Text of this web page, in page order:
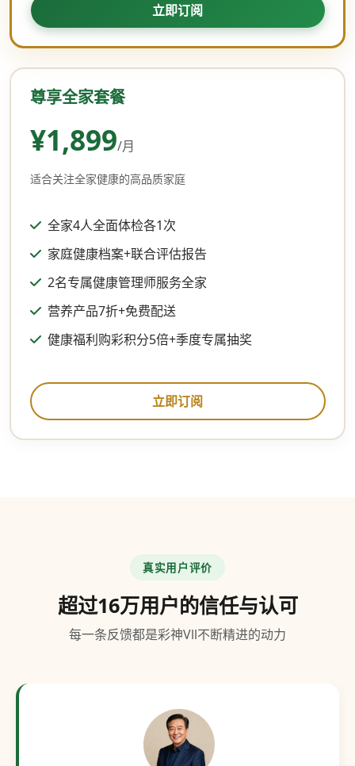
立即订阅
尊享全家套餐
¥1,899/月
适合关注全家健康的高品质家庭
全家4人全面体检各1次
家庭健康档案+联合评估报告
2名专属健康管理师服务全家
营养产品7折+免费配送
健康福利购彩积分5倍+季度专属抽奖
立即订阅
真实用户评价
超过16万用户的信任与认可
每一条反馈都是彩神Vll不断精进的动力